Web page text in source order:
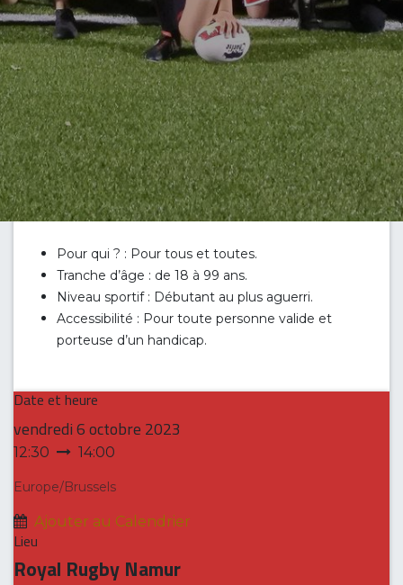
Pour qui ? : Pour tous et toutes.
Tranche d’âge : de 18 à 99 ans.
Niveau sportif : Débutant au plus aguerri.
Accessibilité : Pour toute personne valide et
porteuse d’un handicap.
Date et heure
vendredi6 octobre 2023
12:30 14:00
Europe/Brussels
Ajouter au Calendrier
Lieu
Royal Rugby Namur